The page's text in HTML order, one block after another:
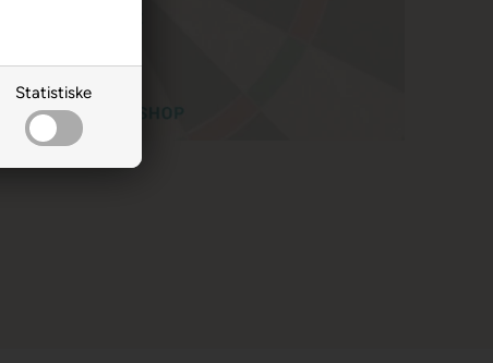
Statistiske